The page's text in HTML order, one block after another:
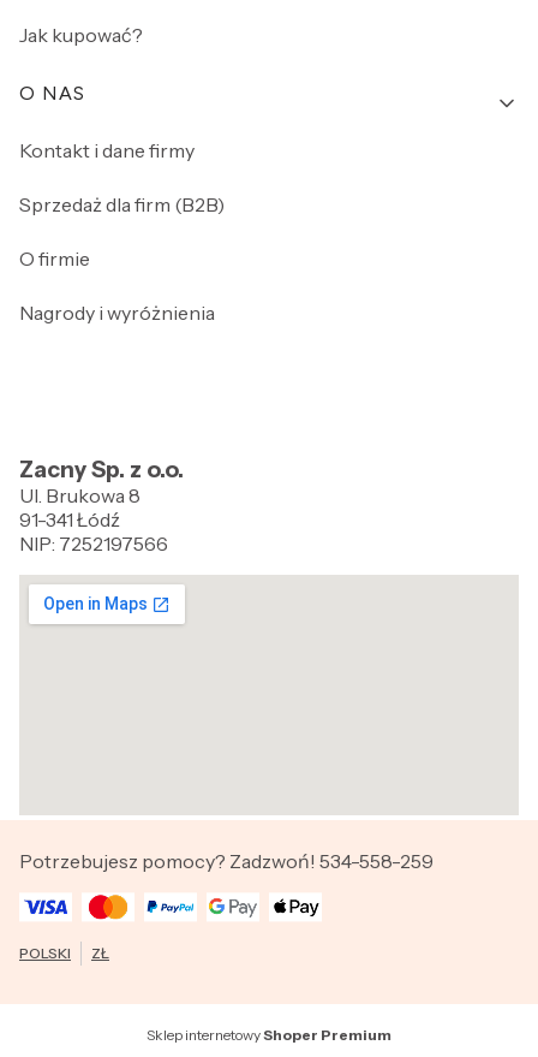
Jak kupować?
O NAS
Kontakt i dane firmy
Sprzedaż dla firm (B2B)
O firmie
Nagrody i wyróżnienia
Zacny Sp. z o.o.
Ul. Brukowa 8
91-341 Łódź
NIP: 7252197566
Potrzebujesz pomocy? Zadzwoń! 534-558-259
POLSKI ZŁ
Sklep internetowyShoper Premium